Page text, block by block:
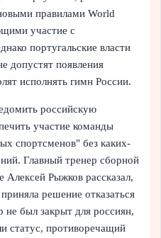
правилами World
участие с
португальские власти
допустят появления
исполнять гимн России.
российскую
участие команды
спортсменов" без каких-
Главный тренер сборной
Рыжков рассказал,
решение отказаться
был закрыт для россиян,
статус, противоречащий